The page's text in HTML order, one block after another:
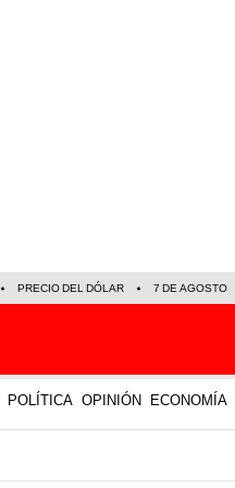
PRECIO DEL DÓLAR 7 DE AGOSTO
POLÍTICA OPINIÓN ECONOMÍA